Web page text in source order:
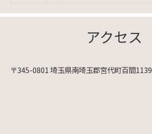
アクセス
〒345-0801 埼玉県南埼玉郡宮代町百間1139